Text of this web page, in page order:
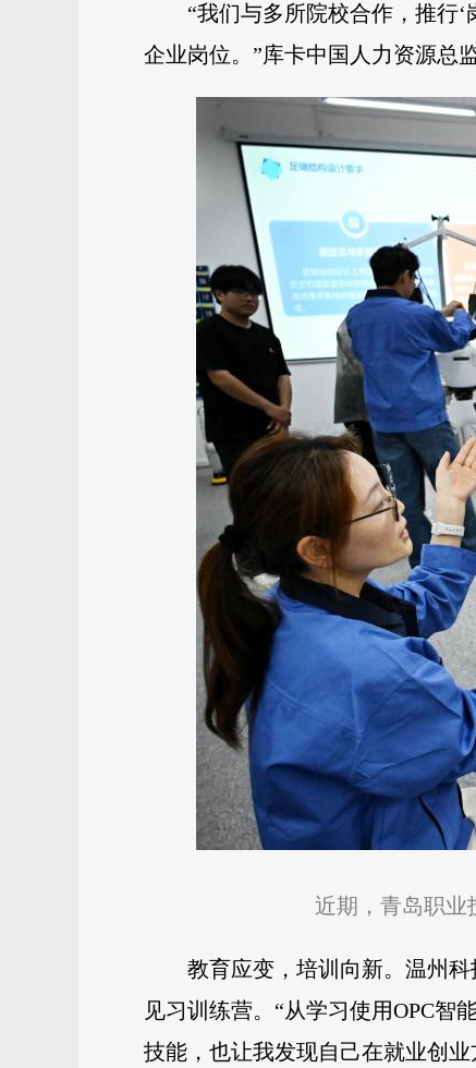
“我们与多所院校合作，推行
企业岗位。”库卡中国人力资源总
近期，青岛职业
教育应变，培训向新。温州
见习训练营。“从学习使用OPC
技能，也让我发现自己在就业创业